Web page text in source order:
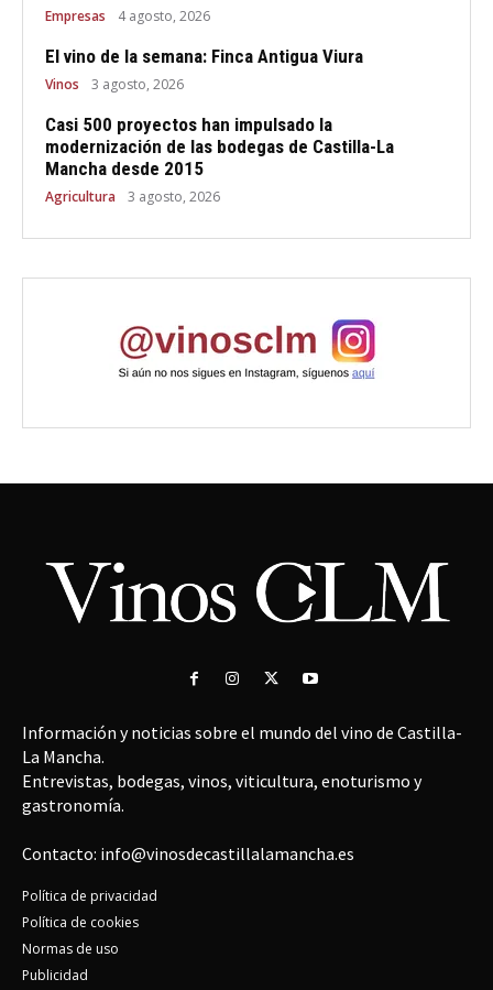
Empresas 4 agosto, 2026
El vino de la semana: Finca Antigua Viura
Vinos 3 agosto, 2026
Casi 500 proyectos han impulsado la
modernización de las bodegas de Castilla-La
Mancha desde 2015
Agricultura 3 agosto, 2026
Información y noticias sobre el mundo del vino de Castilla-
La Mancha.
Entrevistas, bodegas, vinos, viticultura, enoturismo y
gastronomía.
Contacto: info@vinosdecastillalamancha.es
Política de privacidad
Política de cookies
Normas de uso
Publicidad